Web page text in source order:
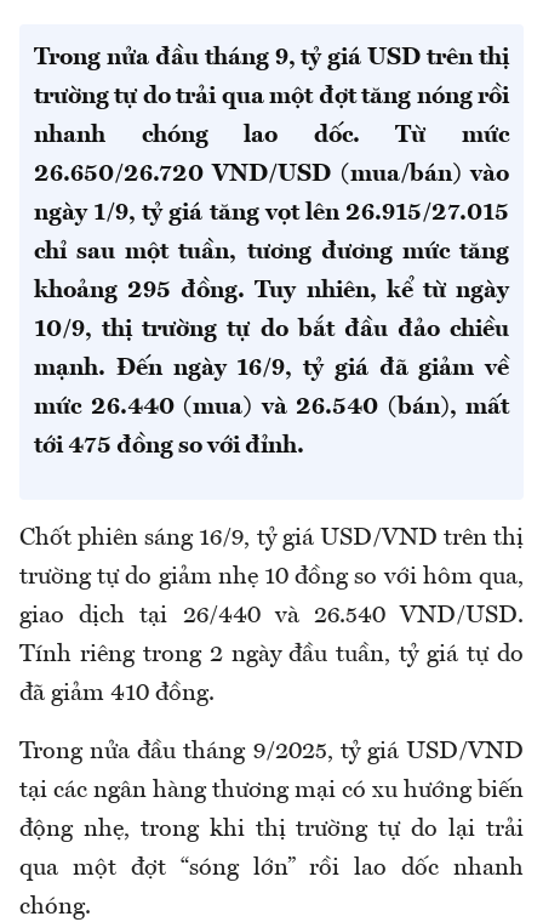
Trong nửa đầu tháng 9, tỷ giá USD trên thị
trường tự do trải qua một đợt tăng nóng rồi
nhanh chóng lao dốc. Từ mức
26.650/26.720 VND/USD (mua/bán) vào
ngày 1/9, tỷ giá tăng vọt lên 26.915/27.015
chỉ sau một tuần, tương đương mức tăng
khoảng 295 đồng. Tuy nhiên, kể từ ngày
10/9, thị trường tự do bắt đầu đảo chiều
mạnh. Đến ngày 16/9, tỷ giá đã giảm về
mức 26.440 (mua) và 26.540 (bán), mất
tới 475 đồng so với đỉnh.
Chốt phiên sáng 16/9, tỷ giá USD/VND trên thị
trường tự do giảm nhẹ 10 đồng so với hôm qua,
giao dịch tại 26/440 và 26.540 VND/USD.
Tính riêng trong 2 ngày đầu tuần, tỷ giá tự do
đã giảm 410 đồng.
Trong nửa đầu tháng 9/2025, tỷ giá USD/VND
tại các ngân hàng thương mại có xu hướng biến
động nhẹ, trong khi thị trường tự do lại trải
qua một đợt “sóng lớn” rồi lao dốc nhanh
chóng.